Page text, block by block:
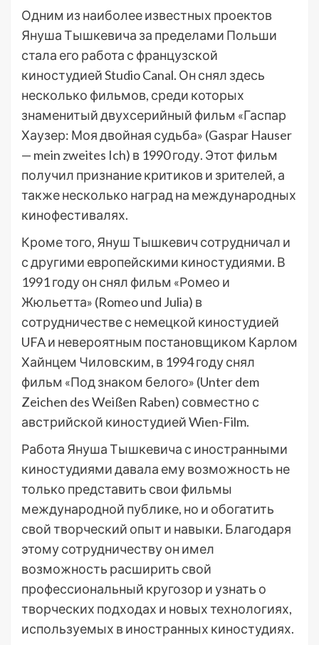
Одним из наиболее известных проектов
Януша Тышкевича за пределами Польши
стала его работа с французской
киностудией Studio Canal. Он снял здесь
несколько фильмов, среди которых
знаменитый двухсерийный фильм «Гаспар
Хаузер: Моя двойная судьба» (Gaspar Hauser
— mein zweites Ich) в 1990 году. Этот фильм
получил признание критиков и зрителей, а
также несколько наград на международных
кинофестивалях.
Кроме того, Януш Тышкевич сотрудничал и
с другими европейскими киностудиями. В
1991 году он снял фильм «Ромео и
Жюльетта» (Romeo und Julia) в
сотрудничестве с немецкой киностудией
UFA и невероятным постановщиком Карлом
Хайнцем Чиловским, в 1994 году снял
фильм «Под знаком белого» (Unter dem
Zeichen des Weißen Raben) совместно с
австрийской киностудией Wien-Film.
Работа Януша Тышкевича с иностранными
киностудиями давала ему возможность не
только представить свои фильмы
международной публике, но и обогатить
свой творческий опыт и навыки. Благодаря
этому сотрудничеству он имел
возможность расширить свой
профессиональный кругозор и узнать о
творческих подходах и новых технологиях,
используемых в иностранных киностудиях.